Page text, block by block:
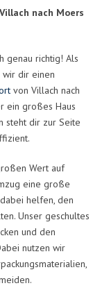
nach Moers
genau richtig! Als
dir einen
von Villach nach
ein großes Haus
steht dir zur Seite
Wert auf
eine große
helfen, den
Unser geschultes
und den
nutzen wir